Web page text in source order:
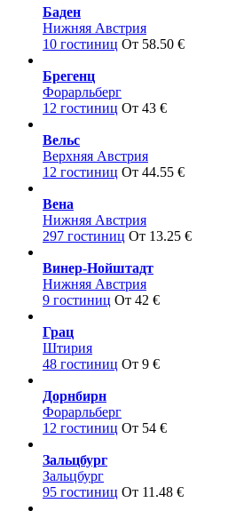
Баден
Нижняя Австрия
10 гостиниц От 58.50 €
Брегенц
Форарльберг
12 гостиниц От 43 €
Вельс
Верхняя Австрия
12 гостиниц От 44.55 €
Вена
Нижняя Австрия
297 гостиниц От 13.25 €
Винер-Нойштадт
Нижняя Австрия
9 гостиниц От 42 €
Грац
Штирия
48 гостиниц От 9 €
Дорнбирн
Форарльберг
12 гостиниц От 54 €
Зальцбург
Зальцбург
95 гостиниц От 11.48 €